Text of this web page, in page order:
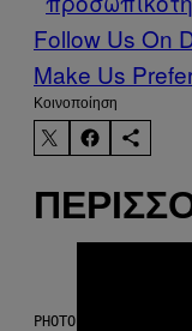
Follow Us On
Make Us
Kοινοποίηση
PHOTO: PETER